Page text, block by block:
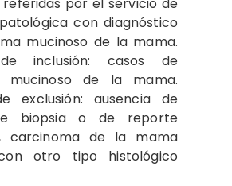
referidas por el servicio de
con diagnóstico
mucinoso de la mama.
inclusión: casos de
mucinoso de la mama.
exclusión: ausencia de
biopsia o de reporte
carcinoma de la mama
otro tipo histológico